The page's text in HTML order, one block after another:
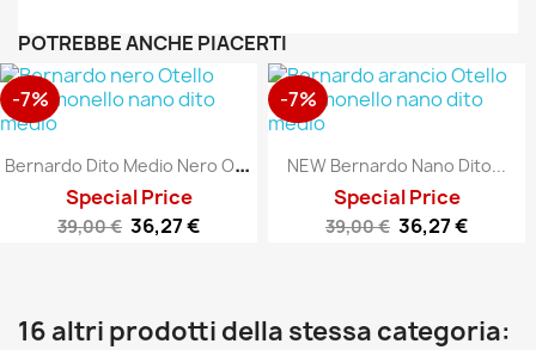
POTREBBE ANCHE PIACERTI
B
Ernardo Dito Medio Nero Opaco
Special Price
39,00 € 36,27 €
-7%
NEW Bernardo Nano Dito...
Special Price
39,00 € 36,27 €
-7%
16 altri prodotti della stessa categoria: